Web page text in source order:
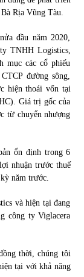
Rịa Vũng Tàu.
đầu năm 2020,
TNHH Logistics,
mục các cổ phiếu
đường sông,
hiện thoái vốn tại
Giá trị gốc của
từ chuyển nhượng
ổn định trong 6
nhuận trước thuế
năm trước.
và hiện tại đang
công ty Viglacera
thời, chúng tôi
tại với khả năng